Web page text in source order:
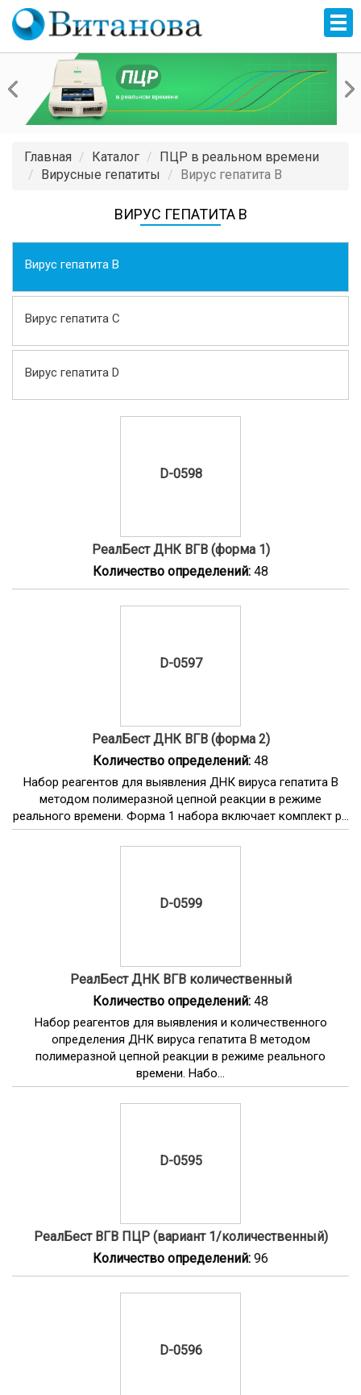
Главная Каталог
ПЦР в реальном времени
Вирусные гепатиты
Вирус гепатита В
ВИРУС ГЕПАТИТА В
Вирус гепатита В
Вирус гепатита С
Вирус гепатита D
D-0598
РеалБест ДНК ВГВ (форма 1)
Количество определений: 48
D-0597
РеалБест ДНК ВГВ (форма 2)
Количество определений: 48
Набор реагентов для выявления ДНК вируса гепатита В
методом полимеразной цепной реакции в режиме
реального времени. Форма 1 набора включает комплект р...
D-0599
РеалБест ДНК ВГВ количественный
Количество определений: 48
Набор реагентов для выявления и количественного
определения ДНК вируса гепатита В методом
полимеразной цепной реакции в режиме реального
времени. Набо...
D-0595
РеалБест ВГВ ПЦР (вариант 1/количественный)
Количество определений: 96
D-0596